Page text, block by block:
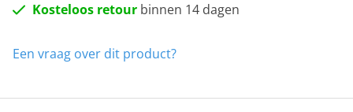
Kosteloos retour binnen 14 dagen
Een vraag over dit product?